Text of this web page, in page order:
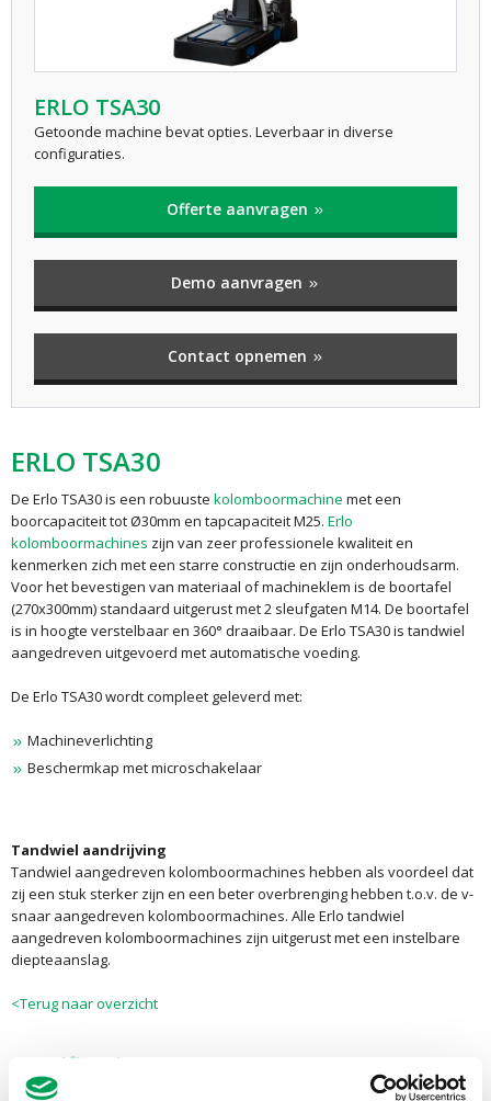
ERLO TSA30
Getoonde machine bevat opties. Leverbaar in diverse
configuraties.
Offerte aanvragen
Demo aanvragen
Contact opnemen
ERLO TSA30
De Erlo TSA30 is een robuuste kolomboormachine met een
boorcapaciteit tot Ø30mm en tapcapaciteit M25. Erlo
kolomboormachines zijn van zeer professionele kwaliteit en
kenmerken zich met een starre constructie en zijn onderhoudsarm.
Voor het bevestigen van materiaal of machineklem is de boortafel
(270x300mm) standaard uitgerust met 2 sleufgaten M14. De boortafel
is in hoogte verstelbaar en 360° draaibaar. De Erlo TSA30 is tandwiel
aangedreven uitgevoerd met automatische voeding.
De Erlo TSA30 wordt compleet geleverd met:
Machineverlichting
Beschermkap met microschakelaar
Tandwiel aandrijving
Tandwiel aangedreven kolomboormachines hebben als voordeel dat
zij een stuk sterker zijn en een beter overbrenging hebben t.o.v. de v-
snaar aangedreven kolomboormachines. Alle Erlo tandwiel
aangedreven kolomboormachines zijn uitgerust met een instelbare
diepteaanslag.
<Terug naar overzicht
Specificaties